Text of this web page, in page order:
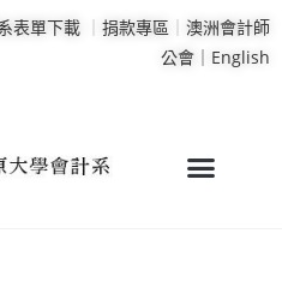
系表單下載 ｜ 捐款專區 ｜ 澳洲會計師
公會｜ English